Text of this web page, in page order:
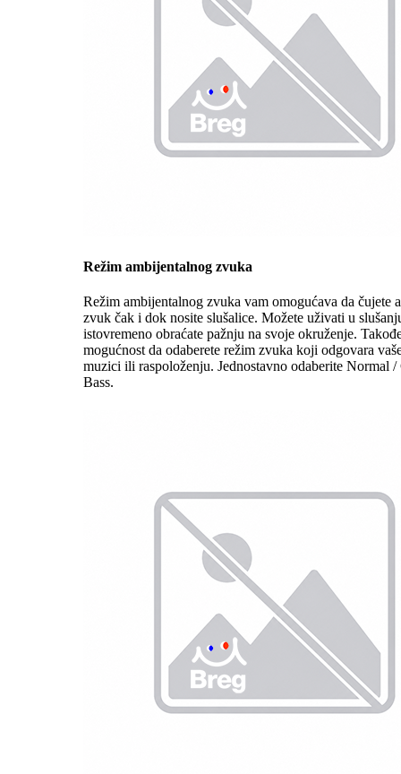
Režim ambijentalnog zvuka
Režim ambijentalnog zvuka vam omogućava da čujete
zvuk čak i dok nosite slušalice. Možete uživati u
istovremeno obraćate pažnju na svoje okruženje.
mogućnost da odaberete režim zvuka koji odgovara
muzici ili raspoloženju. Jednostavno odaberite Normal /
Bass.